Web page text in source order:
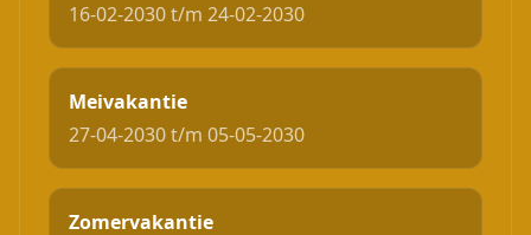
16-02-2030 t/m 24-02-2030
Meivakantie
27-04-2030 t/m 05-05-2030
Zomervakantie